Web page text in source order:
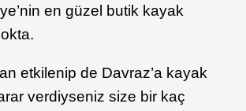
en güzel butik kayak
etkilenip de Davraz’a kayak
verdiyseniz size bir kaç